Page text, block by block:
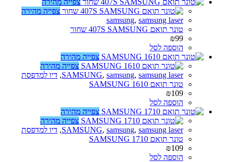
צפייה מהירה
samsung, samsung laser
טונר תואם 407S SAMSUNG שחור
₪99
הוספה לסל
צפייה מהירה
צפייה מהירה
SAMSUNG, samsung, samsung laser
, דיו למדפסת
טונר תואם SAMSUNG 1610
₪109
הוספה לסל
צפייה מהירה
צפייה מהירה
SAMSUNG, samsung, samsung laser
, דיו למדפסת
טונר תואם SAMSUNG 1710
₪109
הוספה לסל